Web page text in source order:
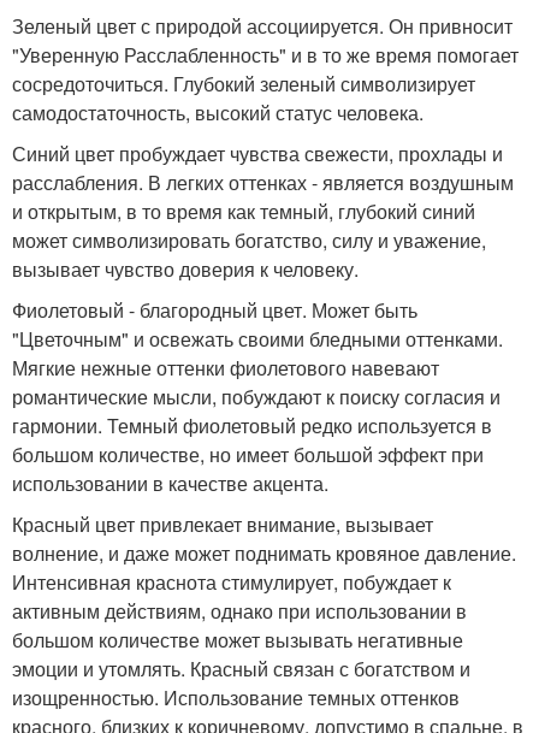
Зеленый цвет с природой ассоциируется. Он привносит
"Уверенную Расслабленность" и в то же время помогает
сосредоточиться. Глубокий зеленый символизирует
самодостаточность, высокий статус человека.
Синий цвет пробуждает чувства свежести, прохлады и
расслабления. В легких оттенках - является воздушным
и открытым, в то время как темный, глубокий синий
может символизировать богатство, силу и уважение,
вызывает чувство доверия к человеку.
Фиолетовый - благородный цвет. Может быть
"Цветочным" и освежать своими бледными оттенками.
Мягкие нежные оттенки фиолетового навевают
романтические мысли, побуждают к поиску согласия и
гармонии. Темный фиолетовый редко используется в
большом количестве, но имеет большой эффект при
использовании в качестве акцента.
Красный цвет привлекает внимание, вызывает
волнение, и даже может поднимать кровяное давление.
Интенсивная краснота стимулирует, побуждает к
активным действиям, однако при использовании в
большом количестве может вызывать негативные
эмоции и утомлять. Красный связан с богатством и
изощренностью. Использование темных оттенков
красного, близких к коричневому, допустимо в спальне, в